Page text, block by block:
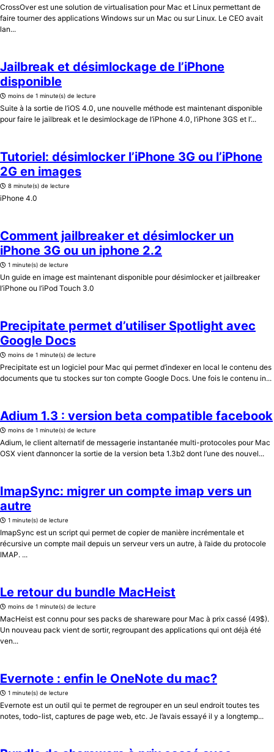
CrossOver est une solution de virtualisation pour Mac et Linux permettant de
faire tourner des applications Windows sur un Mac ou sur Linux. Le CEO avait
lan...
Jailbreak et désimlockage de l’iPhone
disponible
moins de 1 minute(s) de lecture
Suite à la sortie de l’iOS 4.0, une nouvelle méthode est maintenant disponible
pour faire le jailbreak et le desimlockage de l’iPhone 4.0, l’iPhone 3GS et l’...
Tutoriel: désimlocker l’iPhone 3G ou l’iPhone
2G en images
8 minute(s) de lecture
iPhone 4.0
Comment jailbreaker et désimlocker un
iPhone 3G ou un iphone 2.2
1 minute(s) de lecture
Un guide en image est maintenant disponible pour désimlocker et jailbreaker
l’iPhone ou l’iPod Touch 3.0
Precipitate permet d’utiliser Spotlight avec
Google Docs
moins de 1 minute(s) de lecture
Precipitate est un logiciel pour Mac qui permet d’indexer en local le contenu des
documents que tu stockes sur ton compte Google Docs. Une fois le contenu in...
Adium 1.3 : version beta compatible facebook
moins de 1 minute(s) de lecture
Adium, le client alternatif de messagerie instantanée multi-protocoles pour Mac
OSX vient d’annoncer la sortie de la version beta 1.3b2 dont l’une des nouvel...
ImapSync: migrer un compte imap vers un
autre
1 minute(s) de lecture
ImapSync est un script qui permet de copier de manière incrémentale et
récursive un compte mail depuis un serveur vers un autre, à l’aide du protocole
IMAP. ...
Le retour du bundle MacHeist
moins de 1 minute(s) de lecture
MacHeist est connu pour ses packs de shareware pour Mac à prix cassé (49$).
Un nouveau pack vient de sortir, regroupant des applications qui ont déjà été
ven...
Evernote : enfin le OneNote du mac?
1 minute(s) de lecture
Evernote est un outil qui te permet de regrouper en un seul endroit toutes tes
notes, todo-list, captures de page web, etc. Je l’avais essayé il y a longtemp...